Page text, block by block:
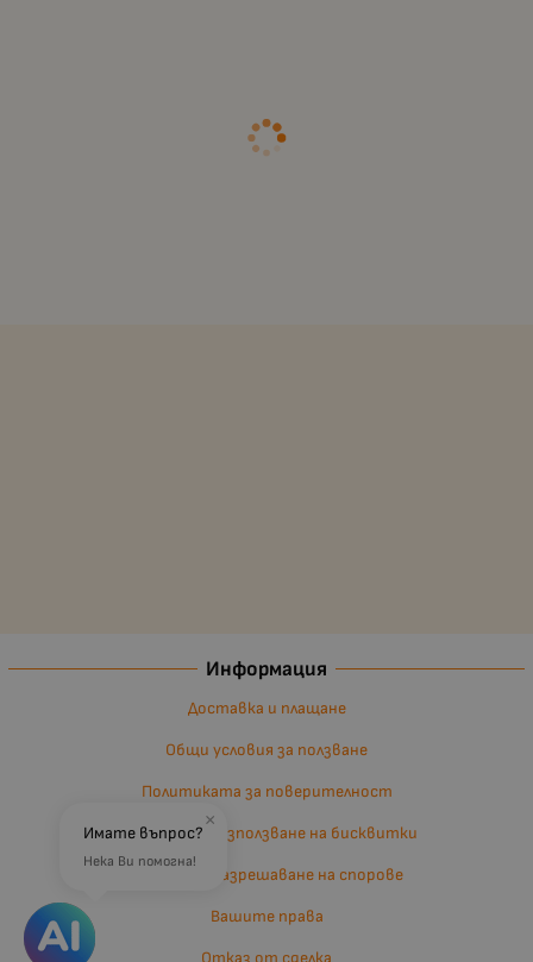
Информация
Доставка и плащане
Общи условия за ползване
Политиката за поверителност
Политика за използване на бисквитки
Въпроси и разрешаване на спорове
Вашите права
×
Имате въпрос?
Нека Ви помогна!